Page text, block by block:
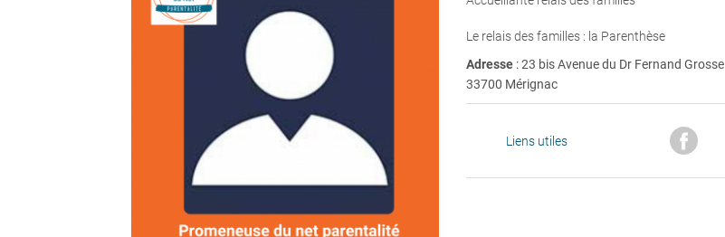
Le relais des familles : la Parenthèse
Adresse : 23 bis Avenue du Dr Fernand Grosse
33700 Mérignac
Liens utiles